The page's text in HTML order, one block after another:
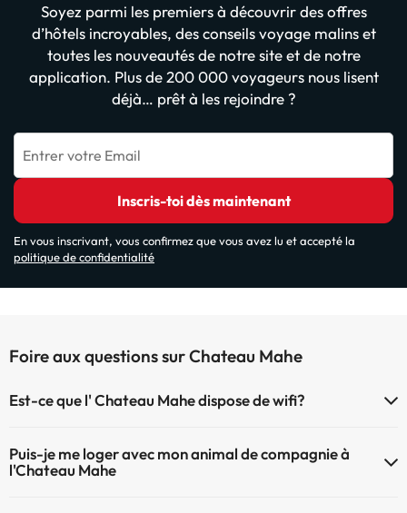
Soyez parmi les premiers à découvrir des offres
d’hôtels incroyables, des conseils voyage malins et
toutes les nouveautés de notre site et de notre
application. Plus de 200 000 voyageurs nous lisent
déjà… prêt à les rejoindre ?
Entrer votre Email
Inscris-toi dès maintenant
En vous inscrivant, vous confirmez que vous avez lu et accepté la
politique de confidentialité
Foire aux questions sur Chateau Mahe
Est-ce que l' Chateau Mahe dispose de wifi?
Puis-je me loger avec mon animal de compagnie à
l'Chateau Mahe